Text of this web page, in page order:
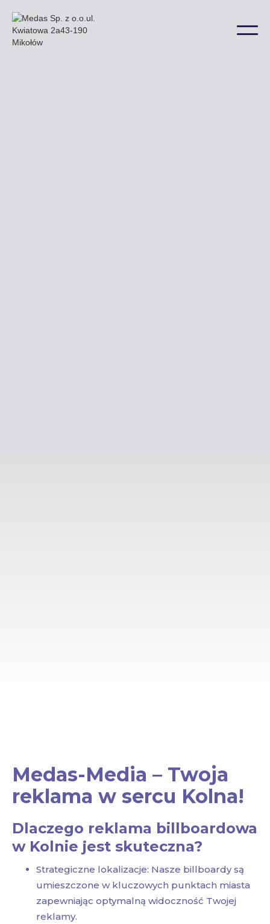
Medas-Media – Twoja
reklama w sercu Kolna!
Dlaczego reklama billboardowa
w Kolnie jest skuteczna?
Strategiczne lokalizacje: Nasze billboardy są
umieszczone w kluczowych punktach miasta
zapewniając optymalną widoczność Twojej
reklamy.